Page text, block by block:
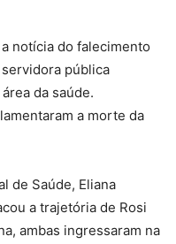
notícia do falecimento
pública
da saúde.
a morte da
de Saúde, Eliana
a trajetória de Rosi
ambas ingressaram na